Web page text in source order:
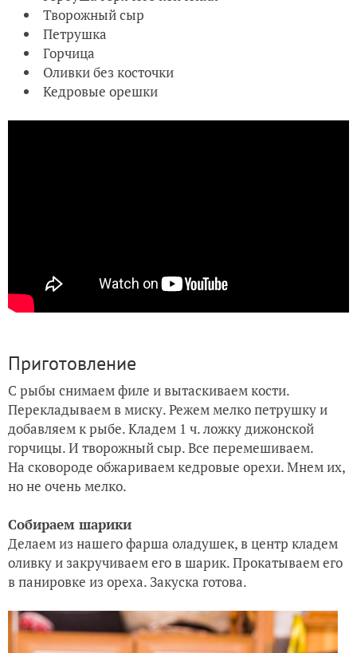
Творожный сыр
Петрушка
Горчица
Оливки без косточки
Кедровые орешки
Приготовление
С рыбы снимаем филе и вытаскиваем кости.
Перекладываем в миску. Режем мелко петрушку и
добавляем к рыбе. Кладем 1 ч. ложку дижонской
горчицы. И творожный сыр. Все перемешиваем.
На сковороде обжариваем кедровые орехи. Мнем их,
но не очень мелко.
Собираем шарики
Делаем из нашего фарша оладушек, в центр кладем
оливку и закручиваем его в шарик. Прокатываем его
в панировке из ореха. Закуска готова.